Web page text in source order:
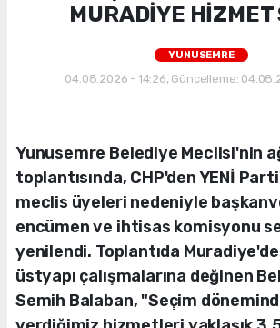
MURADİYE HİZMET
YUNUSEMRE
04.08.2026 - 14:26, Güncelleme:
Yunusemre Belediye Meclisi'nin
toplantısında, CHP'den YENİ
meclis üyeleri nedeniyle
encümen ve ihtisas komisyonu
yenilendi. Toplantıda
üstyapı çalışmalarına değinen
Semih Balaban, "Seçim